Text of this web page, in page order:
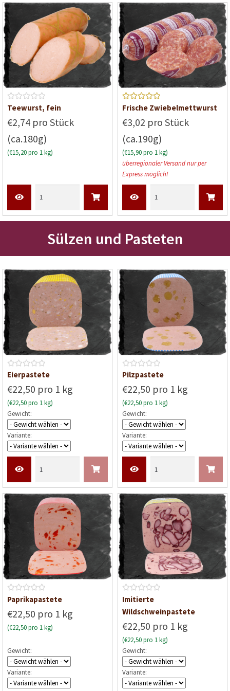
t
0
v
o
n
5
t
0
v
o
n
5
B
w
e
r
t
n
5
Teewurst, fein
€2,74 pro Stück
(ca.180g)
(€15,20 pro 1 kg)
Bewerte
von 5
Frische Zwiebelmettwurst
€3,02 pro Stück
(ca.190g)
(€15,90 pro 1 kg)
überregionaler Versand nur per
Express möglich!
Sülzen und Pasteten
B
w
e
r
t
e
t
t
0
v
o
n
Eierpastete
€22,50 pro 1 kg
(€22,50 pro 1 kg)
Gewicht:
Variante:
B
w
e
r
t
e
t
t
0
v
o
n
Pilzpastete
€22,50 pro 1 kg
(€22,50 pro 1 kg)
Gewicht:
Variante:
B
w
e
t
e
t
m
Paprikapastete
€22,50 pro 1 kg
(€22,50 pro 1 kg)
Gewicht:
Variante:
B
e
e
r
t
e
t
m
Imitierte
Wildschweinpastete
€22,50 pro 1 kg
(€22,50 pro 1 kg)
Gewicht:
Variante: